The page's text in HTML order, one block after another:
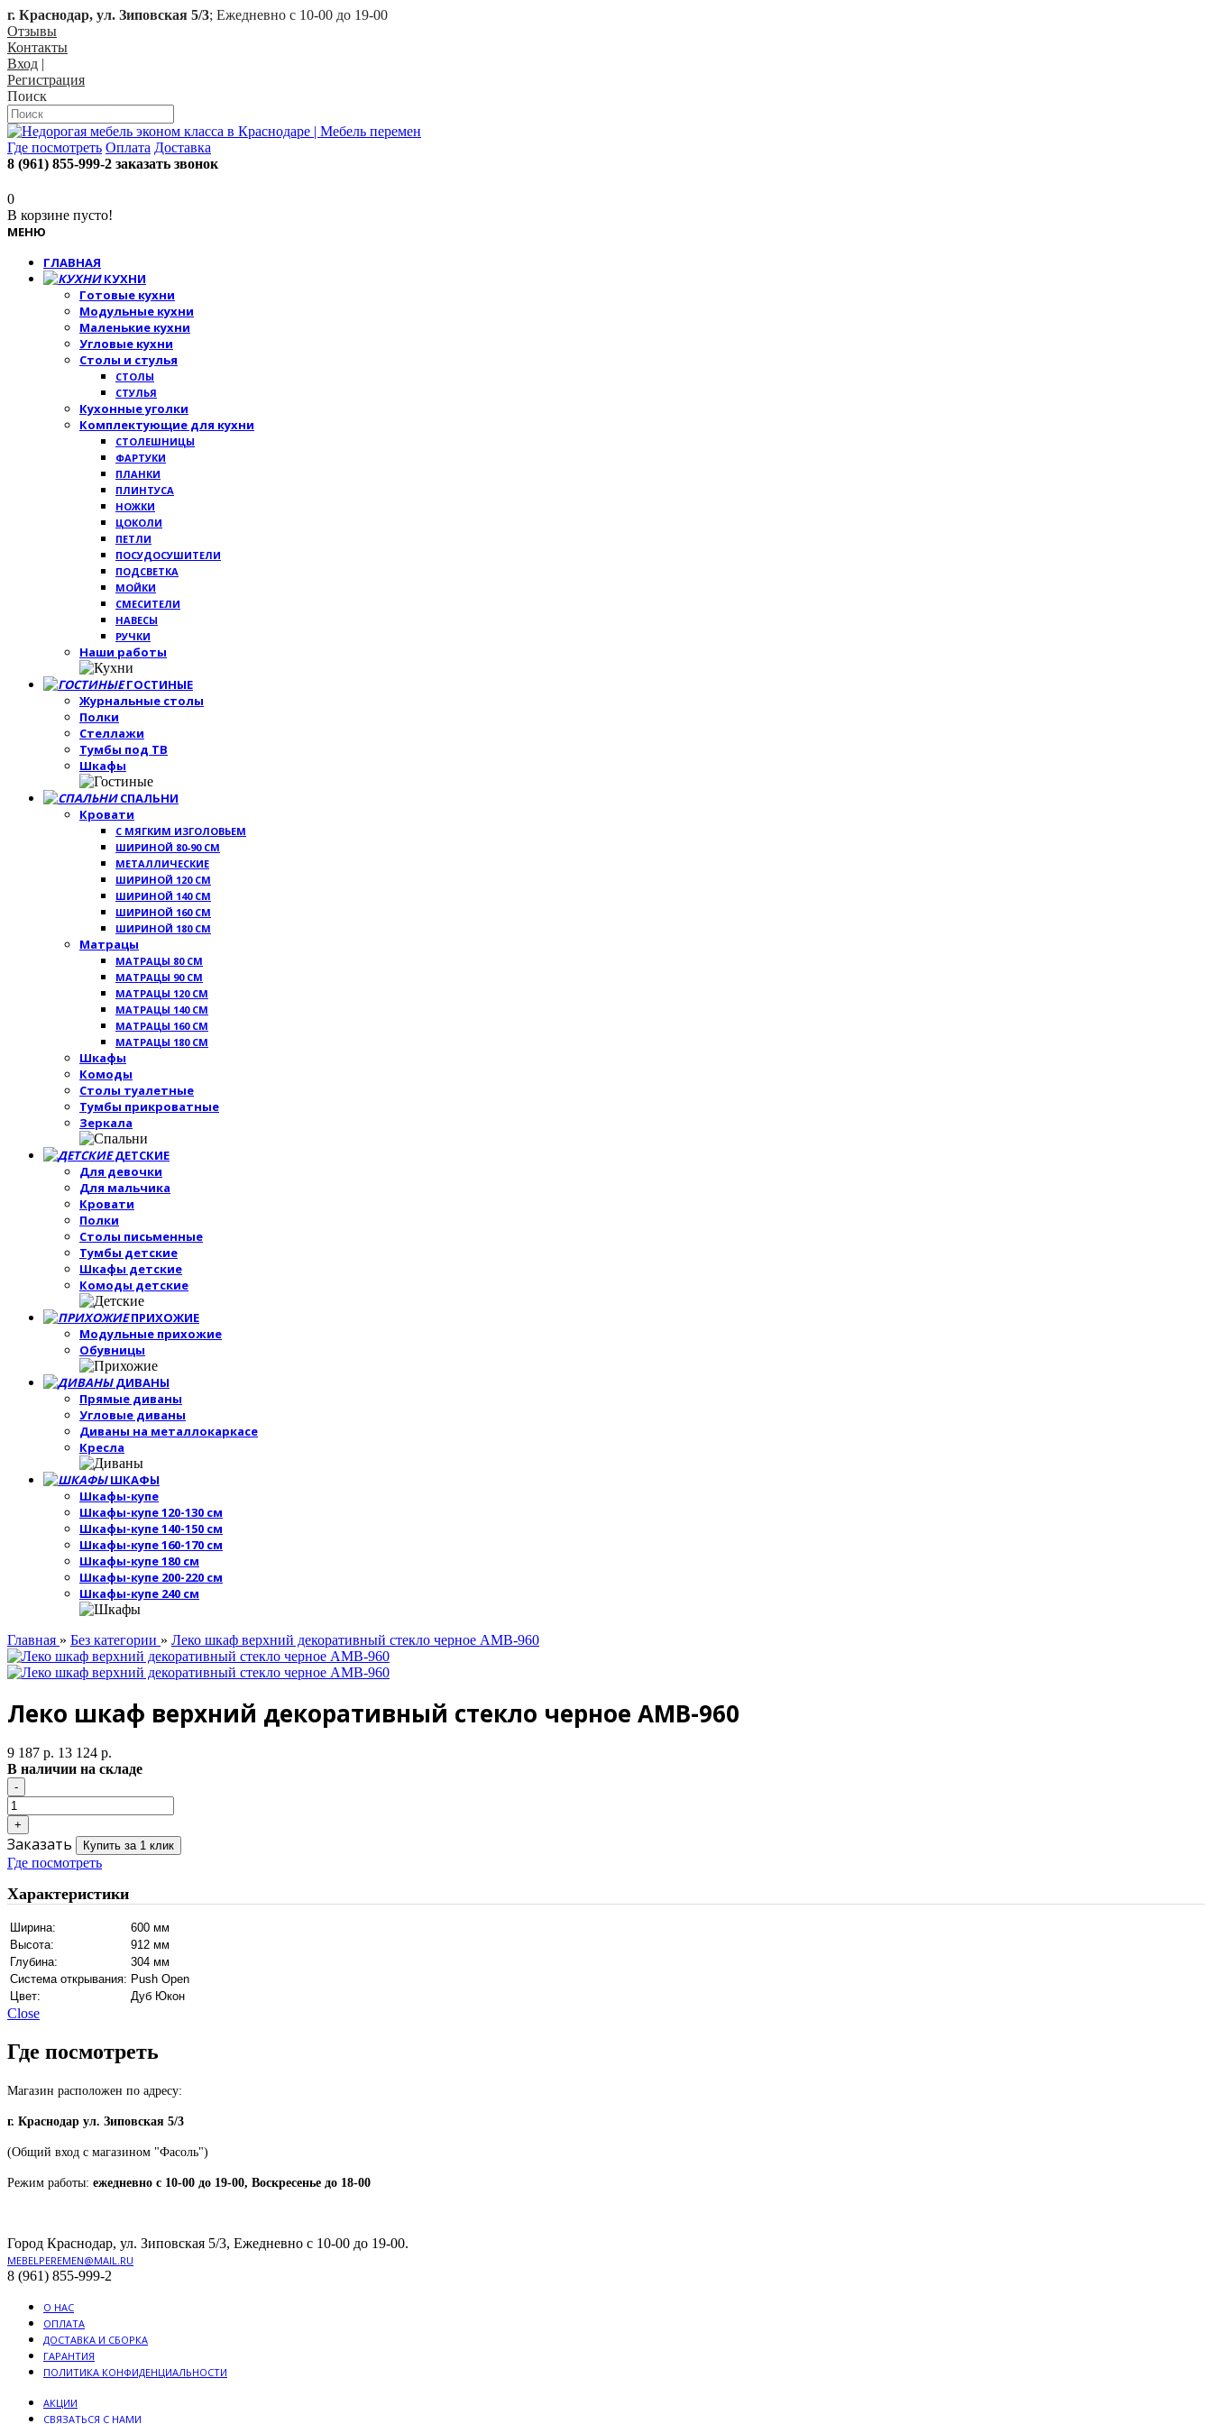
г. Краснодар, ул. Зиповская 5/3; Ежедневно с 10-00 до 19-00
Отзывы
Контакты
Вход |
Регистрация
Поиск
Где посмотреть Оплата Доставка
8 (961) 855-999-2 заказать звонок
0
В корзине пусто!
МЕНЮ
ГЛАВНАЯ
КУХНИ
Готовые кухни
Модульные кухни
Маленькие кухни
Угловые кухни
Столы и стулья
СТОЛЫ
СТУЛЬЯ
Кухонные уголки
Комплектующие для кухни
СТОЛЕШНИЦЫ
ФАРТУКИ
ПЛАНКИ
ПЛИНТУСА
НОЖКИ
ЦОКОЛИ
ПЕТЛИ
ПОСУДОСУШИТЕЛИ
ПОДСВЕТКА
МОЙКИ
СМЕСИТЕЛИ
НАВЕСЫ
РУЧКИ
Наши работы
ГОСТИНЫЕ
Журнальные столы
Полки
Стеллажи
Тумбы под ТВ
Шкафы
СПАЛЬНИ
Кровати
С МЯГКИМ ИЗГОЛОВЬЕМ
ШИРИНОЙ 80-90 СМ
МЕТАЛЛИЧЕСКИЕ
ШИРИНОЙ 120 СМ
ШИРИНОЙ 140 СМ
ШИРИНОЙ 160 СМ
ШИРИНОЙ 180 СМ
Матрацы
МАТРАЦЫ 80 СМ
МАТРАЦЫ 90 СМ
МАТРАЦЫ 120 СМ
МАТРАЦЫ 140 СМ
МАТРАЦЫ 160 СМ
МАТРАЦЫ 180 СМ
Шкафы
Комоды
Столы туалетные
Тумбы прикроватные
Зеркала
ДЕТСКИЕ
Для девочки
Для мальчика
Кровати
Полки
Столы письменные
Тумбы детские
Шкафы детские
Комоды детские
ПРИХОЖИЕ
Модульные прихожие
Обувницы
ДИВАНЫ
Прямые диваны
Угловые диваны
Диваны на металлокаркасе
Кресла
ШКАФЫ
Шкафы-купе
Шкафы-купе 120-130 см
Шкафы-купе 140-150 см
Шкафы-купе 160-170 см
Шкафы-купе 180 см
Шкафы-купе 200-220 см
Шкафы-купе 240 см
Главная » Без категории » Леко шкаф верхний декоративный стекло черное АМВ-960
Леко шкаф верхний декоративный стекло черное АМВ-960
9 187 р. 13 124 р.
В наличии на складе
Заказать Купить за 1 клик
Где посмотреть
Характеристики
Ширина:
600 мм
Высота:
912 мм
Глубина:
304 мм
Система открывания: Push Open
Цвет:
Дуб Юкон
Close
Где посмотреть
Магазин расположен по адресу:
г. Краснодар ул. Зиповская 5/3
(Общий вход с магазином "Фасоль")
Режим работы: ежедневно с 10-00 до 19-00, Воскресенье до 18-00
Город Краснодар, ул. Зиповская 5/3, Ежедневно с 10-00 до 19-00.
MEBELPEREMEN@MAIL.RU
8 (961) 855-999-2
О НАС
ОПЛАТА
ДОСТАВКА И СБОРКА
ГАРАНТИЯ
ПОЛИТИКА КОНФИДЕНЦИАЛЬНОСТИ
АКЦИИ
СВЯЗАТЬСЯ С НАМИ